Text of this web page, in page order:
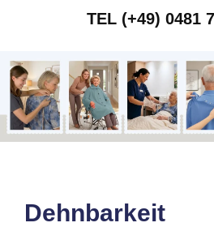
TEL (+49) 0481
Dehnbarkeit